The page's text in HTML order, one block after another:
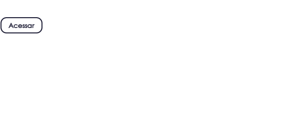
Acessar